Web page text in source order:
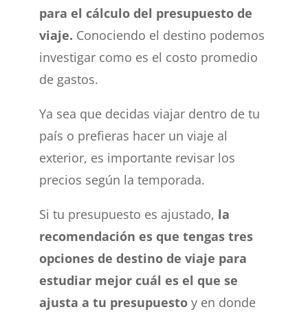
para el cálculo del presupuesto de
viaje. Conociendo el destino podemos
investigar como es el costo promedio
de gastos.
Ya sea que decidas viajar dentro de tu
país o prefieras hacer un viaje al
exterior, es importante revisar los
precios según la temporada.
Si tu presupuesto es ajustado, la
recomendación es que tengas tres
opciones de destino de viaje para
estudiar mejor cuál es el que se
ajusta a tu presupuesto y en donde